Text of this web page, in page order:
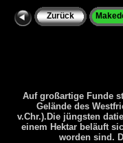
Zurück
Auf großartige Funde
Gelände des
v.Chr.).Die jüngsten
einem Hektar beläuft
worden sind.